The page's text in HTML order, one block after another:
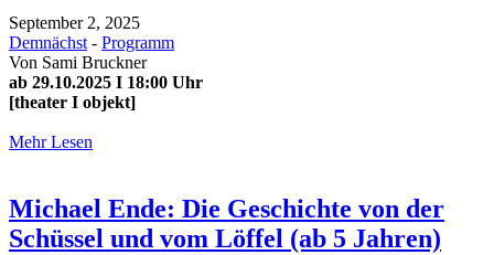
September 2, 2025
Demnächst - Programm
Von Sami Bruckner
ab 29.10.2025 I 18:00 Uhr
[theater I objekt]
Mehr Lesen
Michael Ende: Die Geschichte von der
Schüssel und vom Löffel (ab 5 Jahren)